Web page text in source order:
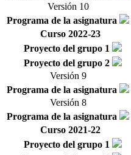
Versión 10
Programa de la asignatura
Curso 2022-23
Proyecto del grupo 1
Proyecto del grupo 2
Versión 9
Programa de la asignatura
Versión 8
Programa de la asignatura
Curso 2021-22
Proyecto del grupo 1